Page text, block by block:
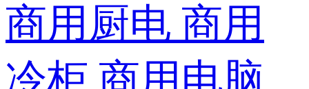
商用厨电 商用
冷柜 商用电脑